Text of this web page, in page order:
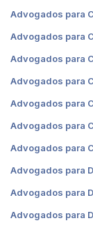
Advogados para
Advogados para
Advogados para
Advogados para
Advogados para
Advogados para
Advogados para
Advogados para
Advogados para
Advogados para